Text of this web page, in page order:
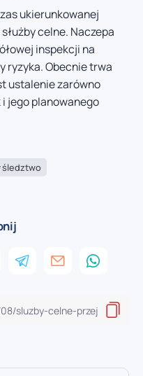
ukierunkowanej
celne. Naczepa
inspekcji na
ryzyka. Obecnie trwa
ustalenie zarówno
jego planowanego
śledztwo